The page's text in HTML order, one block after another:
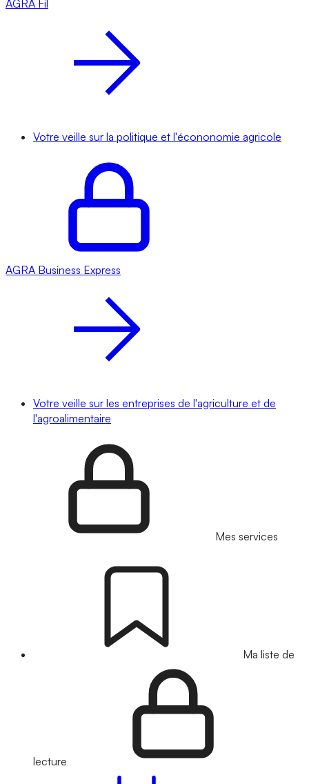
AGRA Fil
Votre veille sur la politique et l'écononomie agricole
AGRA Business Express
Votre veille sur les entreprises de l'agriculture et de
l'agroalimentaire
Mes services
Ma liste de
lecture